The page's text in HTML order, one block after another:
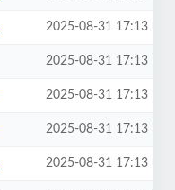
2025-08-31 17:13
2025-08-31 17:13
2025-08-31 17:13
2025-08-31 17:13
2025-08-31 17:13